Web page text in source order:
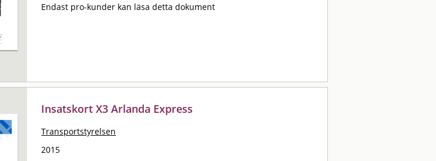
Endast pro-kunder kan läsa detta dokument
Insatskort X3 Arlanda Express
Transportstyrelsen
2015